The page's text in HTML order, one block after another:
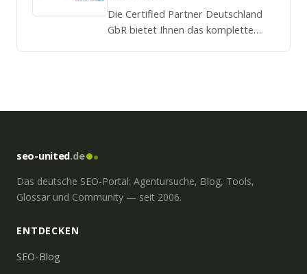
Die Certified Partner Deutschland
GbR bietet Ihnen das komplette
seo-united.de
Das deutsche SEO-Portal: Agentursuche, Blog, Tools,
Glossar und Community — seit 2006.
ENTDECKEN
SEO-Blog